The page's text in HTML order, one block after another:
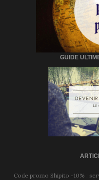
GUIDE
Code promo Shipito -10% :